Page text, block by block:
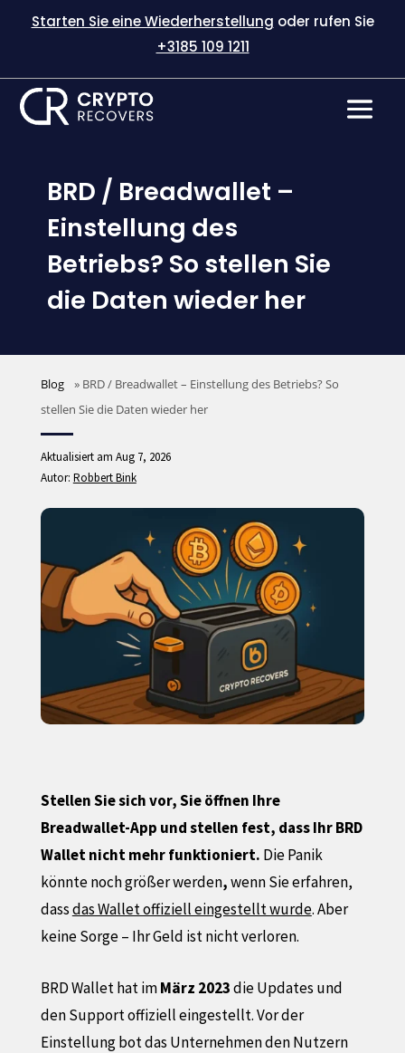
Starten Sie eine Wiederherstellung oder rufen Sie
+3185 109 1211
BRD / Breadwallet –
Einstellung des
Betriebs? So stellen Sie
die Daten wieder her
Blog » BRD / Breadwallet – Einstellung des Betriebs? So
stellen Sie die Daten wieder her
Aktualisiert am Aug 7, 2026
Autor: Robbert Bink
Stellen Sie sich vor, Sie öffnen Ihre
Breadwallet-App und stellen fest, dass Ihr BRD
Wallet nicht mehr funktioniert. Die Panik
könnte noch größer werden,wenn Sie erfahren,
dassdas Wallet offiziell eingestellt wurde. Aber
keine Sorge – Ihr Geld ist nicht verloren.
BRD Wallet hat imMärz 2023die Updates und
den Support offiziell eingestellt. Vor der
Einstellung bot das Unternehmen den Nutzern